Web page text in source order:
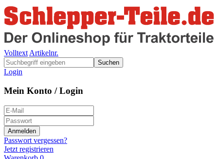
Volltext Artikelnr.
Suchen
Login
Mein Konto / Login
Passwort vergessen?
Jetzt registrieren